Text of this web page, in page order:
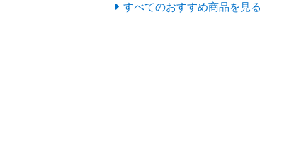
すべてのおすすめ商品を見る